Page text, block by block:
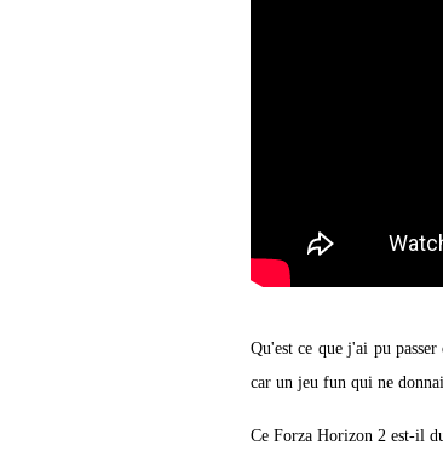
Qu'est ce que j'ai pu
car un jeu fun qui ne
Ce Forza Horizon 2 est-il